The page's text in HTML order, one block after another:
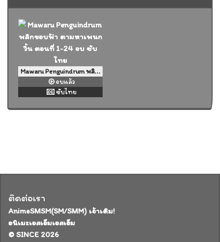
Mawaru Penguindrum พลิกขอบฟ้า ตามหาเพนกวิ้น ตอนที่ 1-24 จบ ซับไทย
จบแล้ว
ซับไทย
ติดต่อเรา
AnimeSMSM(SM/SMM) เจ้าเดิม!
อนิเมะเอสเอ็มเอสเอ็ม
© SINCE 2026